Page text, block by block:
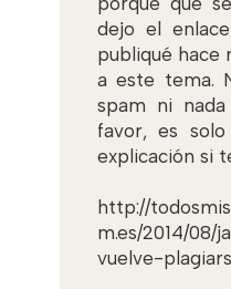
dejo el
publiqué hace
a este tema.
spam ni
favor, es
explicación si
http://
m.es/2014/08/
vuelve-